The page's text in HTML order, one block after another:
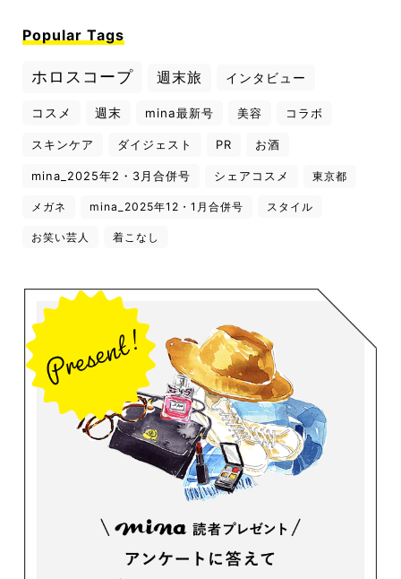
Popular Tags
ホロスコープ 週末旅 インタビュー
コスメ 週末 mina最新号 美容 コラボ
スキンケア ダイジェスト PR お酒
mina_2025年2・3月合併号 シェアコスメ 東京都
メガネ mina_2025年12・1月合併号 スタイル
お笑い芸人 着こなし